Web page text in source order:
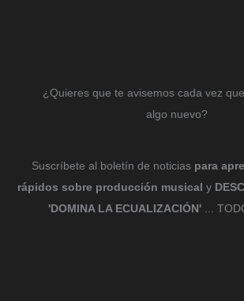
¿Quieres que te avisemos cada vez
algo nuevo?
Suscríbete al boletín de noticias para
rápidos sobre producción musical y
'DOMINA LA ECUALIZACIÓN' ...